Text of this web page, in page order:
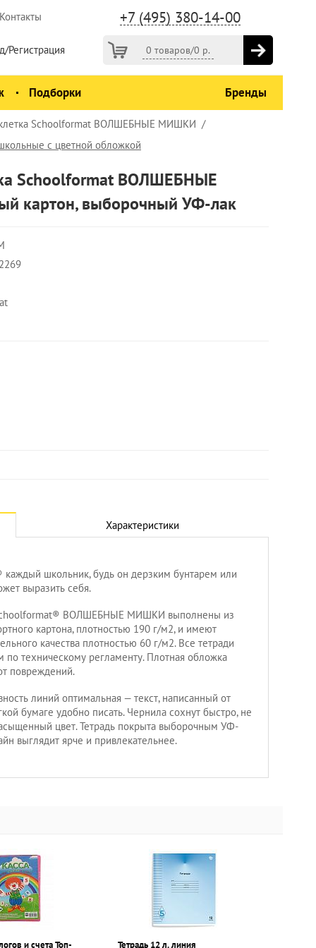
+7 (495) 380-14-00
Контакты
0 товаров/0 р.
Регистрация
Подборки Бренды
клетка Schoolformat ВОЛШЕБНЫЕ МИШКИ
с цветной обложкой
Schoolformat ВОЛШЕБНЫЕ
картон, выборочный УФ-лак
Характеристики
школьник, будь он дерзким бунтарем или
выразить себя.
Schoolformat® ВОЛШЕБНЫЕ МИШКИ выполнены из
картона, плотностью 190 г/м2, и имеют
качества плотностью 60 г/м2. Все тетради
по техническому регламенту. Плотная обложка
повреждений.
линий оптимальная — текст, написанный от
бумаге удобно писать. Чернила сохнут быстро, не
цвет. Тетрадь покрыта выборочным УФ-
выглядит ярче и привлекательнее.
и счета Топ-
Тетрадь 12 л. линия